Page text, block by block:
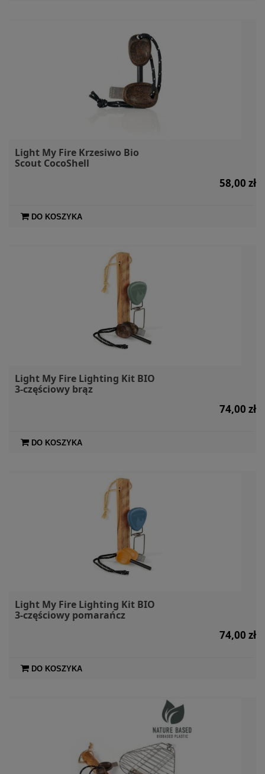
Light My Fire Krzesiwo Bio
Scout CocoShell
58,00 zł
DO KOSZYKA
Light My Fire Lighting Kit BIO
3-częściowy brąz
74,00 zł
DO KOSZYKA
Light My Fire Lighting Kit BIO
3-częściowy pomarańcz
74,00 zł
DO KOSZYKA